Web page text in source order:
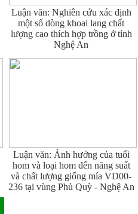
Luận văn: Nghiên cứu xác định
một số dòng khoai lang chất
lượng cao thích hợp trồng ở tỉnh
Nghệ An
Luận văn: Ảnh hưởng của tuổi
hom và loại hom đến năng suất
và chất lượng giống mía VD00-
236 tại vùng Phủ Quỳ - Nghệ An